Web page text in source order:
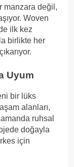
manzara değil,
Woven
ilk kez
birlikte her
Uyum
bir lüks
alanları,
ruhsal
doğayla
için